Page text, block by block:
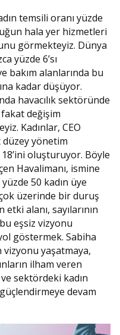
temsili oranı yüzde
hala yer hizmetleri
görmekteyiz. Dünya
yüzde 6’sı
bakım alanlarında bu
kadar düşüyor.
havacılık sektöründe
değişim
Kadınlar, CEO
düzey yönetim
18’ini oluşturuyor. Böyle
Havalimanı, ismine
50 kadın üye
üzerinde bir duruş
alanı, sayılarının
eşsiz vizyonu
göstermek. Sabiha
vizyonu yaşatmaya,
ilham veren
sektördeki kadın
devam